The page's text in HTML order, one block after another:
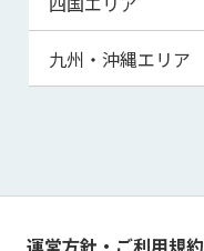
群馬県
山梨県
長野県
三重県
大阪府
兵庫県
和歌山県
島根県
山口県
徳島県
高知県
九州・沖縄エリア
運営方針・ご利用規約